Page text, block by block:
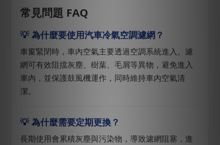
常見問題 FAQ
💡 為什麼要使用汽車冷氣空調濾網？
車窗緊閉時，車內空氣主要透過空調系統進入。濾
網可有效阻擋灰塵、樹葉、毛屑等異物，避免進入
車內，並保護鼓風機運作，同時維持車內空氣清
潔。
💡 為什麼需要定期更換？
長期使用會累積灰塵與污染物，導致濾網阻塞，進